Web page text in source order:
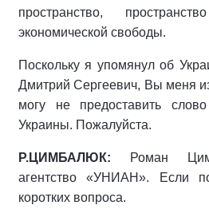
пространство,
экономической свободы.
Поскольку я упомянул об
Дмитрий Сергеевич, Вы меня
могу не предоставить
Украины. Пожалуйста.
Р.ЦИМБАЛЮК: Роман
агентство «УНИАН». Если
коротких вопроса.